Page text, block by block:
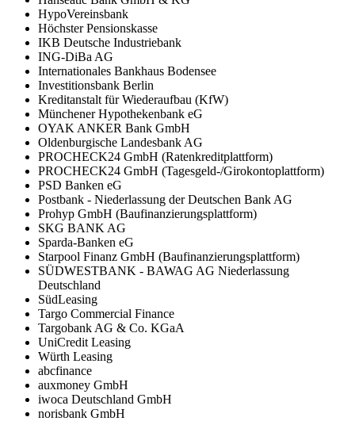
HypoVereinsbank
Höchster Pensionskasse
IKB Deutsche Industriebank
ING-DiBa AG
Internationales Bankhaus Bodensee
Investitionsbank Berlin
Kreditanstalt für Wiederaufbau (KfW)
Münchener Hypothekenbank eG
OYAK ANKER Bank GmbH
Oldenburgische Landesbank AG
PROCHECK24 GmbH (Ratenkreditplattform)
PROCHECK24 GmbH (Tagesgeld-/Girokontoplattform)
PSD Banken eG
Postbank - Niederlassung der Deutschen Bank AG
Prohyp GmbH (Baufinanzierungsplattform)
SKG BANK AG
Sparda-Banken eG
Starpool Finanz GmbH (Baufinanzierungsplattform)
SÜDWESTBANK - BAWAG AG Niederlassung
Deutschland
SüdLeasing
Targo Commercial Finance
Targobank AG & Co. KGaA
UniCredit Leasing
Würth Leasing
abcfinance
auxmoney GmbH
iwoca Deutschland GmbH
norisbank GmbH